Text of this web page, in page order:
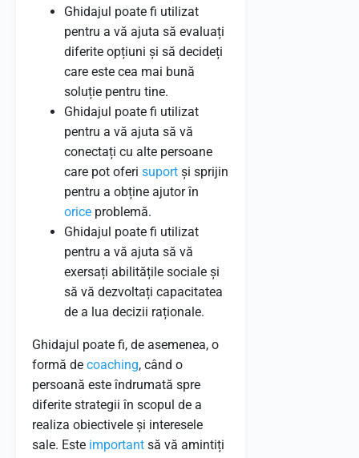
Ghidajul poate fi utilizat
pentru a vă ajuta să evaluați
diferite opțiuni și să decideți
care este cea mai bună
soluție pentru tine.
Ghidajul poate fi utilizat
pentru a vă ajuta să vă
conectați cu alte persoane
care pot oferi suport și sprijin
pentru a obține ajutor în
orice problemă.
Ghidajul poate fi utilizat
pentru a vă ajuta să vă
exersați abilitățile sociale și
să vă dezvoltați capacitatea
de a lua decizii raționale.
Ghidajul poate fi, de asemenea, o
formă de coaching, când o
persoană este îndrumată spre
diferite strategii în scopul de a
realiza obiectivele și interesele
sale. Este important să vă amintiți